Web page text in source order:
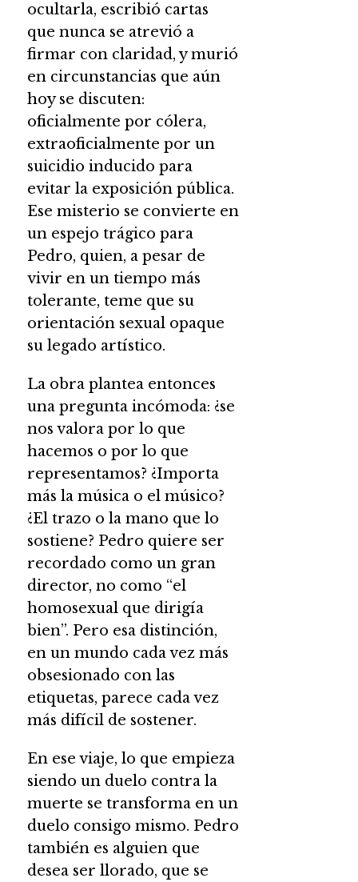
ocultarla, escribió cartas
que nunca se atrevió a
firmar con claridad, y murió
en circunstancias que aún
hoy se discuten:
oficialmente por cólera,
extraoficialmente por un
suicidio inducido para
evitar la exposición pública.
Ese misterio se convierte en
un espejo trágico para
Pedro, quien, a pesar de
vivir en un tiempo más
tolerante, teme que su
orientación sexual opaque
su legado artístico.
La obra plantea entonces
una pregunta incómoda: ¿se
nos valora por lo que
hacemos o por lo que
representamos? ¿Importa
más la música o el músico?
¿El trazo o la mano que lo
sostiene? Pedro quiere ser
recordado como un gran
director, no como “el
homosexual que dirigía
bien”. Pero esa distinción,
en un mundo cada vez más
obsesionado con las
etiquetas, parece cada vez
más difícil de sostener.
En ese viaje, lo que empieza
siendo un duelo contra la
muerte se transforma en un
duelo consigo mismo. Pedro
también es alguien que
desea ser llorado, que se